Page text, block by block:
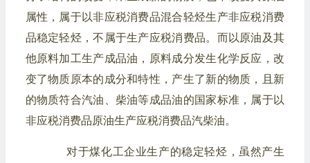
属性，属于以非应税消费品混合轻烃生产非应税消费
品稳定轻烃，不属于生产应税消费品。而以原油及其
他原料加工生产成品油，原料成分发生化学反应，改
变了物质原本的成分和特性，产生了新的物质，且新
的物质符合汽油、柴油等成品油的国家标准，属于以
非应税消费品原油生产应税消费品汽柴油。
对于煤化工企业生产的稳定轻烃，虽然产生